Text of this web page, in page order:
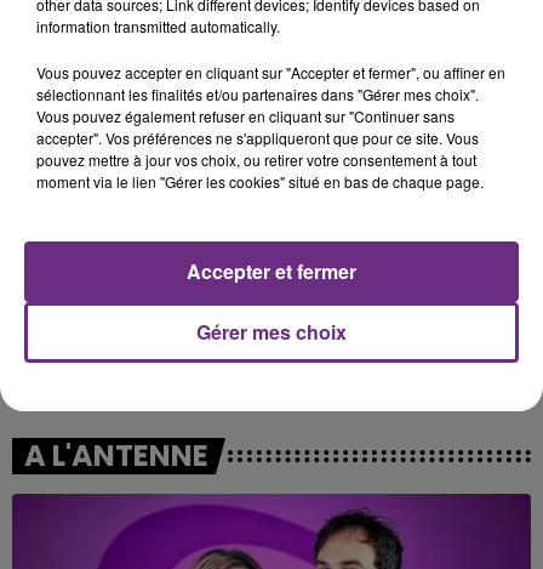
TAYLOR SWIFT
8h05
8h05 7h58
7h58
A L'ANTENNE
other data sources; Link different devices; Identify devices based on
information transmitted automatically.
Vous pouvez accepter en cliquant sur "Accepter et fermer", ou affiner en
sélectionnant les finalités et/ou partenaires dans "Gérer mes choix".
Vous pouvez également refuser en cliquant sur "Continuer sans
accepter". Vos préférences ne s'appliqueront que pour ce site. Vous
pouvez mettre à jour vos choix, ou retirer votre consentement à tout
moment via le lien "Gérer les cookies" situé en bas de chaque page.
Gérer mes choix
Accepter et fermer